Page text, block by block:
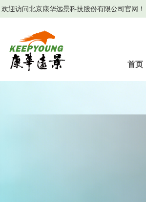
首页
欢迎访问北京康华远景科技股份有限公司官网！